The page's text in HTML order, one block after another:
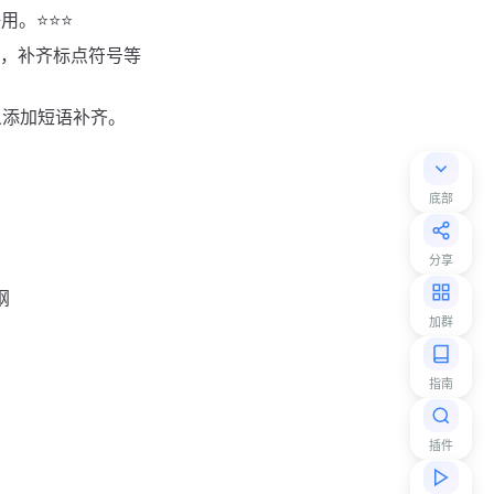
底部
分享
加群
指南
插件
⭐️⭐️⭐️
补齐标点符号等
加短语补齐。